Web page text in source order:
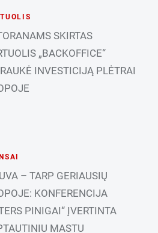
SKIRTAS
„BACKOFFICE“
INVESTICIJĄ PLĖTRAI
– TARP GERIAUSIŲ
KONFERENCIJA
PINIGAI“ ĮVERTINTA
MASTU